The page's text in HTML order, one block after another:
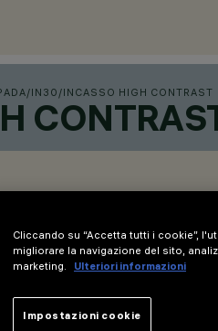
/IN30 /INCASSO HIGH CONTRAST
Cliccando su “Accetta tutti i cookie”,
migliorare la navigazione del sito,
marketing.
Ulteriori informazioni
Impostazioni cookie